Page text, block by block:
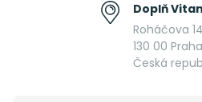
Doplň
Roháčova
130 00
Česká